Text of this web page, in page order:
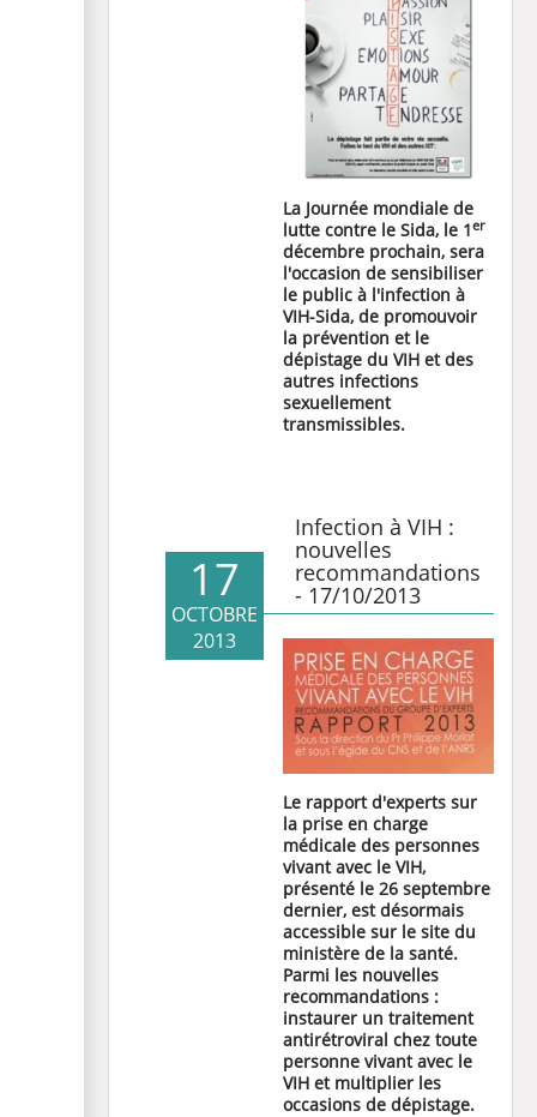
La Journée mondiale de
lutte contre le Sida, le 1er
décembre prochain, sera
l'occasion de sensibiliser
le public à l'infection à
VIH-Sida, de promouvoir
la prévention et le
dépistage du VIH et des
autres infections
sexuellement
transmissibles.
Infection à VIH :
nouvelles
recommandations
- 17/10/2013
17
OCTOBRE
2013
Le rapport d'experts sur
la prise en charge
médicale des personnes
vivant avec le VIH,
présenté le 26 septembre
dernier, est désormais
accessible sur le site du
ministère de la santé.
Parmi les nouvelles
recommandations :
instaurer un traitement
antirétroviral chez toute
personne vivant avec le
VIH et multiplier les
occasions de dépistage.